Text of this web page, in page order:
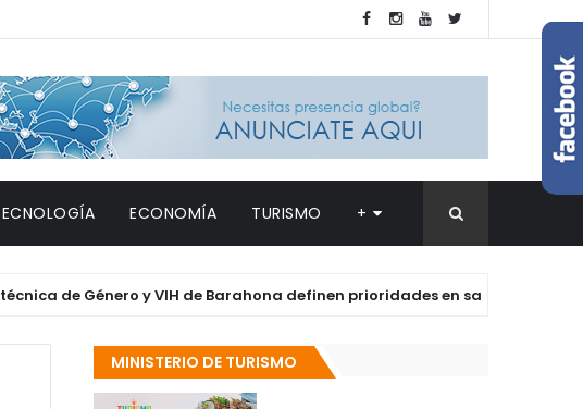
ECONOMÍA TURISMO +
Género y VIH de Barahona definen prioridades en salud y derechos de
MINISTERIO DE TURISMO